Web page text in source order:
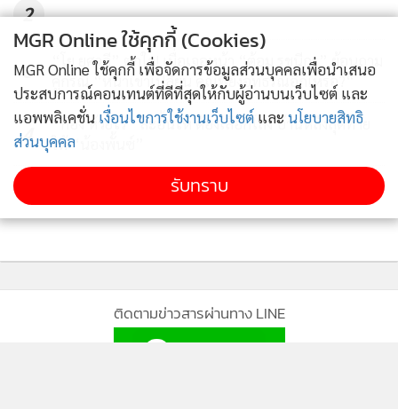
แฮปปี้ถ้ามีลูกตอนยังสาว ฝ่ายชายรับทราบ และอยากมีเหมือน
กัน
“แฮปปี้มากอยากมีลูกตอนยังเด็กยังสาวอยู่ อันนี้เป็นสิ่งที่อยาก
มาตั้งนานแล้ว แต่ไม่ได้จำเป็นว่าต้องมีตอนเด็กเท่านั้นนะ แค่เป็น
สิ่งที่เราอยาก ถ้ามันไม่เกิดขึ้นก็คือไม่เกิดขึ้น คืออยากมีเพราะ
ดรีมชอบเด็กมากๆ เป็นสิ่งที่ทำดรีมมีความสุขเป็นเป้าหมายใน
ชีวิตอย่างหนึ่งว่ามีครอบครัว มีลูก ซึ่งเขาก็รับทราบ ชีวิตเขาก็
ค่อนข้างแพลนเหมือนกัน เขาก็อยากมี คิดว่าแต่งแล้วก็อยากมี
2
3
“โย ยศวดี” ตกใจ! เมื่อเจอหน้า “ต้อม รชนีกร” ย้อนถาม
คู่กรณี “หน้าเขาเปลี่ยน คุณพี่ยังอุทธรณ์อีกเหรอ?“
4
“ก้อง ห้วยไร่” สะอื้นไห้ ต้องเลือกโลง บ้านหลังสุดท้าย
ให้ “น้องพั้นซ์”
ข่าวอื่นในหมวด
ติดตามข่าวสารผ่านทาง LINE
MGR Online ใช้คุกกี้ (Cookies)
MGR Online ใช้คุกกี้ เพื่อจัดการข้อมูลส่วนบุคคลเพื่อนำเสนอ
ประสบการณ์คอนเทนต์ที่ดีที่สุดให้กับผู้อ่านบนเว็บไซต์ และ
แอพพลิเคชั่น เงื่อนไขการใช้งานเว็บไซต์ และ นโยบายสิทธิ
ส่วนบุคคล
รับทราบ